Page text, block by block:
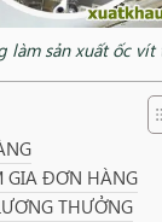
làm sản xuất ốc vít
GIA ĐƠN HÀNG
THƯỞNG